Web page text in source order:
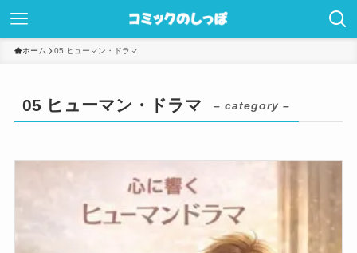
ホーム 05 ヒューマン・ドラマ
05 ヒューマン・ドラマ – category –